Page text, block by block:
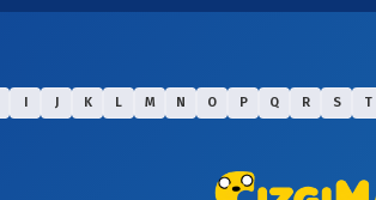
I J K L M N O P Q R S T